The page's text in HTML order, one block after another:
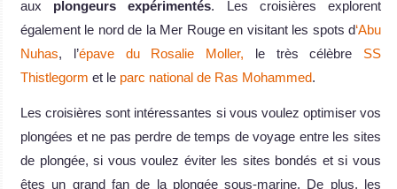
aux plongeurs expérimentés. Les croisières explorent
également le nord de la Mer Rouge en visitant les spots d‘Abu
Nuhas, l’épave du Rosalie Moller, le très célèbre SS
Thistlegorm et le parc national de Ras Mohammed.
Les croisières sont intéressantes si vous voulez optimiser vos
plongées et ne pas perdre de temps de voyage entre les sites
de plongée, si vous voulez éviter les sites bondés et si vous
êtes un grand fan de la plongée sous-marine. De plus, les